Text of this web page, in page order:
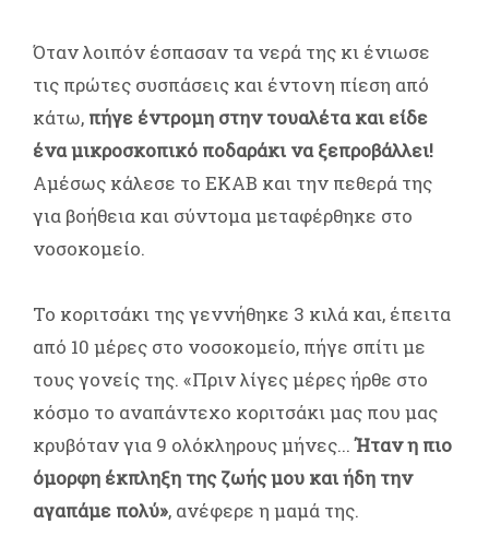
Όταν λοιπόν έσπασαν τα νερά της κι ένιωσε
τις πρώτες συσπάσεις και έντονη πίεση από
κάτω, πήγε έντρομη στην τουαλέτα και είδε
ένα μικροσκοπικό ποδαράκι να ξεπροβάλλει!
Αμέσως κάλεσε το ΕΚΑΒ και την πεθερά της
για βοήθεια και σύντομα μεταφέρθηκε στο
νοσοκομείο.
Το κοριτσάκι της γεννήθηκε 3 κιλά και, έπειτα
από 10 μέρες στο νοσοκομείο, πήγε σπίτι με
τους γονείς της. «Πριν λίγες μέρες ήρθε στο
κόσμο το αναπάντεχο κοριτσάκι μας που μας
κρυβόταν για 9 ολόκληρους μήνες...Ήταν η πιο
όμορφη έκπληξη της ζωής μου και ήδη την
αγαπάμε πολύ», ανέφερε η μαμά της.